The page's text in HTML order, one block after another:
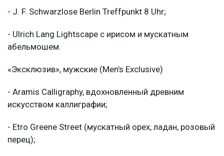
- J. F. Schwarzlose Berlin Treffpunkt 8 Uhr;
- Ulrich Lang Lightscape с ирисом и мускатным
абельмошем.
«Эксклюзив», мужские (Men’s Exclusive)
- Aramis Calligraphy, вдохновленный древним
искусством каллиграфии;
- Etro Greene Street (мускатный орех, ладан, розовый
перец);